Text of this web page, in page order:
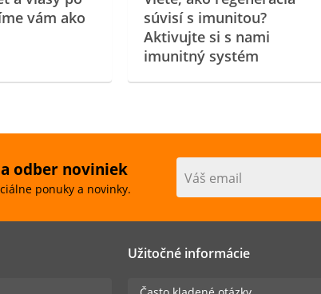
vám ako
súvisí s imunitou?
Aktivujte si s nami
imunitný systém
odber noviniek
ponuky a novinky.
Váš email
Užitočné informácie